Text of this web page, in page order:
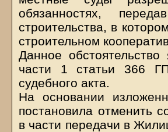
обязанностях,
строительства, в
строительном
Данное
части 1 статьи 366
судебного акта.
На основании
постановила отменить
в части передачи в